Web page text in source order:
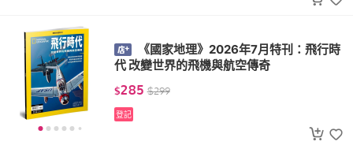
《國家地理》2026年7月特刊：飛行時
代 改變世界的飛機與航空傳奇
$285 $299
登記